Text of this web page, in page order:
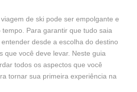
de ski pode ser empolgante e
Para garantir que tudo saia
desde a escolha do destino
que você deve levar. Neste guia
todos os aspectos que você
tornar sua primeira experiência na